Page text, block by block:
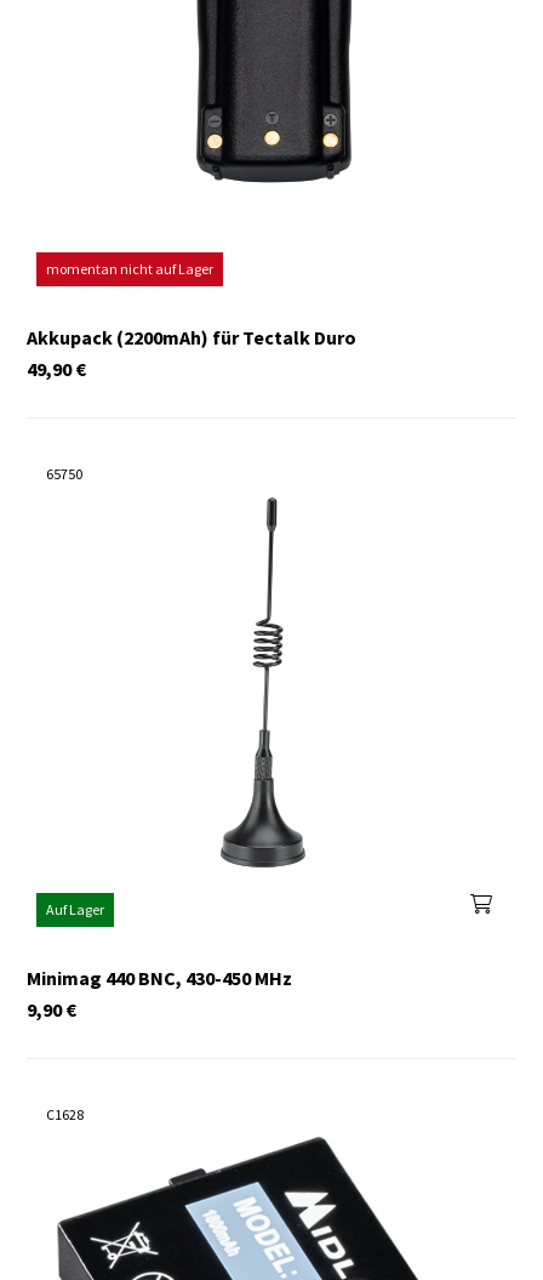
momentan nicht auf Lager
Akkupack (2200mAh) für Tectalk Duro
€
49,90
65750
Auf Lager
Minimag 440 BNC, 430-450 MHz
€
9,90
C1628